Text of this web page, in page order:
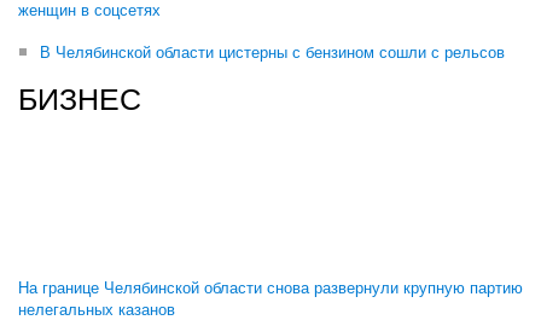
женщин в соцсетях
В Челябинской области цистерны с бензином сошли с рельсов
БИЗНЕС
На границе Челябинской области снова развернули крупную партию
нелегальных казанов